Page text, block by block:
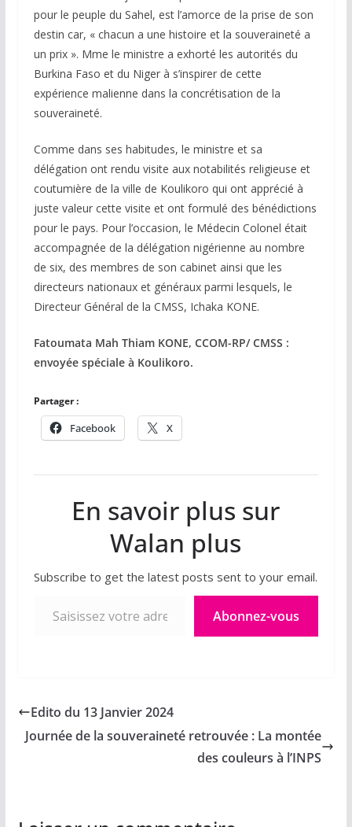
pour le peuple du Sahel, est l’amorce de la prise de son
destin car, « chacun a une histoire et la souveraineté a
un prix ». Mme le ministre a exhorté les autorités du
Burkina Faso et du Niger à s’inspirer de cette
expérience malienne dans la concrétisation de la
souveraineté.
Comme dans ses habitudes, le ministre et sa
délégation ont rendu visite aux notabilités religieuse et
coutumière de la ville de Koulikoro qui ont apprécié à
juste valeur cette visite et ont formulé des bénédictions
pour le pays. Pour l’occasion, le Médecin Colonel était
accompagnée de la délégation nigérienne au nombre
de six, des membres de son cabinet ainsi que les
directeurs nationaux et généraux parmi lesquels, le
Directeur Général de la CMSS, Ichaka KONE.
Fatoumata Mah Thiam KONE, CCOM-RP/ CMSS :
envoyée spéciale à Koulikoro.
Partager :
Facebook X
En savoir plus sur
Walan plus
Subscribe to get the latest posts sent to your email.
Abonnez-vous
Edito du 13 Janvier 2024
Journée de la souveraineté retrouvée : La montée
des couleurs à l’INPS